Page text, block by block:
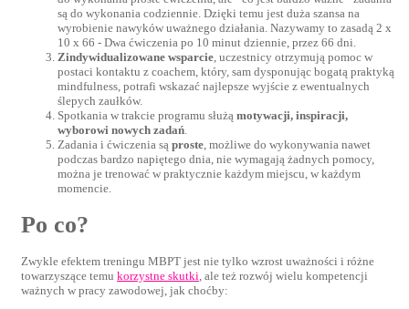
są do wykonania codziennie. Dzięki temu jest duża szansa na
wyrobienie nawyków uważnego działania. Nazywamy to zasadą 2 x
10 x 66 - Dwa ćwiczenia po 10 minut dziennie, przez 66 dni.
Zindywidualizowane wsparcie , uczestnicy otrzymują pomoc w
postaci kontaktu z coachem, który, sam dysponując bogatą praktyką
mindfulness, potrafi wskazać najlepsze wyjście z ewentualnych
ślepych zaułków.
Spotkania w trakcie programu służą motywacji, inspiracji,
wyborowi nowych zadań
Zadania i ćwiczenia są proste , możliwe do wykonywania nawet
podczas bardzo napiętego dnia, nie wymagają żadnych pomocy,
można je trenować w praktycznie każdym miejscu, w każdym
momencie.
Po co?
Zwykle efektem treningu MBPT jest nie tylko wzrost uważności i różne
towarzyszące temu korzystne skutki, ale też rozwój wielu kompetencji
ważnych w pracy zawodowej, jak choćby: